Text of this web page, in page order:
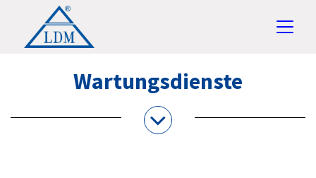
Wartungsdienste